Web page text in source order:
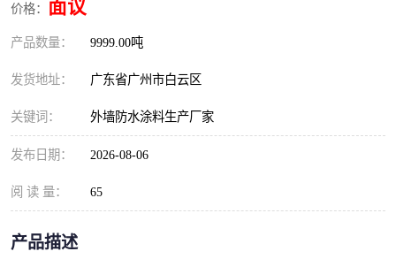
价格： 面议
产品数量： 9999.00吨
发货地址： 广东省广州市白云区
关键词： 外墙防水涂料生产厂家
发布日期： 2026-08-06
阅 读 量： 65
产品描述